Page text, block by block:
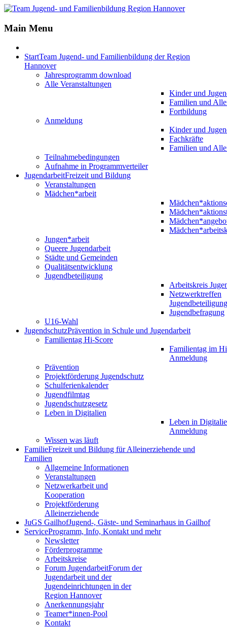
Main Menu
StartTeam Jugend- und Familienbildung der Region
Hannover
Jahresprogramm download
Alle Veranstaltungen
Kinder und
Familien und
Fortbildung
Anmeldung
Kinder und
Fachkräfte
Familien und
Teilnahmebedingungen
Aufnahme in Programmverteiler
JugendarbeitFreizeit und Bildung
Veranstaltungen
Mädchen*arbeit
Jungen*arbeit
Queere Jugendarbeit
Städte und Gemeinden
Qualitätsentwicklung
Jugendbeteiligung
Arbeitskreis
Netzwerktreffen
Jugendbeteiligung
Jugendbefragung
U16-Wahl
JugendschutzPrävention in Schule und Jugendarbeit
Familientag Hi-Score
Familientag im
Anmeldung
Prävention
Projektförderung Jugendschutz
Schulferienkalender
Jugendfilmtag
Jugendschutzgesetz
Leben in Digitalien
Leben in
Anmeldung
Wissen was läuft
FamilieFreizeit und Bildung für Alleinerziehende und
Familien
Allgemeine Informationen
Veranstaltungen
Netzwerkarbeit und
Kooperation
Projektförderung
Alleinerziehende
JuGS GailhofJugend-, Gäste- und Seminarhaus in Gailhof
ServiceProgramm, Info, Kontakt und mehr
Newsletter
Förderprogramme
Arbeitskreise
Forum JugendarbeitForum der
Jugendarbeit und der
Jugendeinrichtungen in der
Region Hannover
Anerkennungsjahr
Teamer*innen-Pool
Kontakt